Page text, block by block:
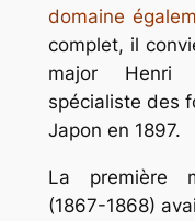
domaine
complet, il
major Henri
spécialiste des
Japon en 1897.
La première
(1867-1868)